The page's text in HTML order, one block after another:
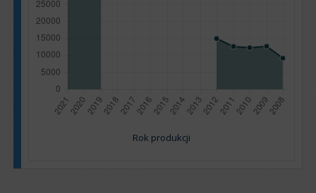
Rok produkcji